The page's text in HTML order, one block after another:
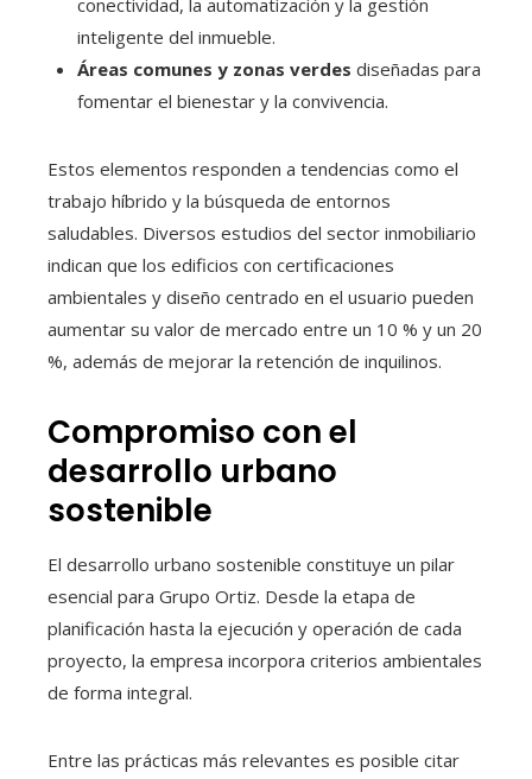
conectividad, la automatización y la gestión
inteligente del inmueble.
Áreas comunes y zonas verdes diseñadas para
fomentar el bienestar y la convivencia.
Estos elementos responden a tendencias como el
trabajo híbrido y la búsqueda de entornos
saludables. Diversos estudios del sector inmobiliario
indican que los edificios con certificaciones
ambientales y diseño centrado en el usuario pueden
aumentar su valor de mercado entre un 10 % y un 20
%, además de mejorar la retención de inquilinos.
Compromiso con el
desarrollo urbano
sostenible
El desarrollo urbano sostenible constituye un pilar
esencial para Grupo Ortiz. Desde la etapa de
planificación hasta la ejecución y operación de cada
proyecto, la empresa incorpora criterios ambientales
de forma integral.
Entre las prácticas más relevantes es posible citar